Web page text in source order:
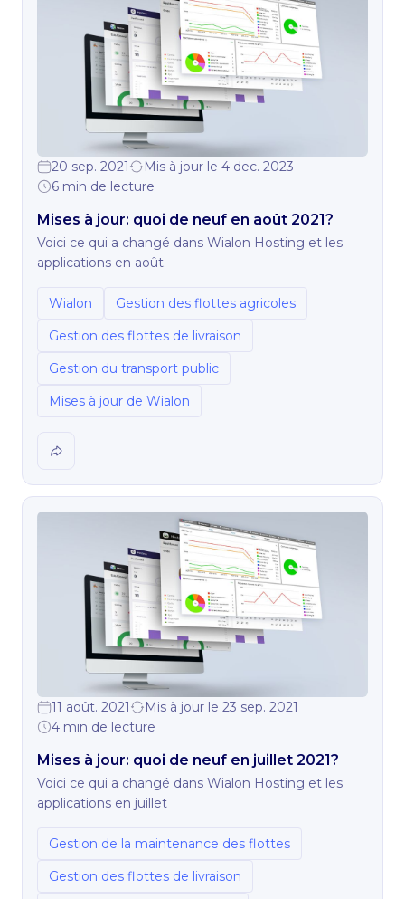
20 sep. 2021
Mis à jour le 4 dec. 2023
6 min de lecture
Mises à jour: quoi de neuf en août 2021?
Voici ce qui a changé dans Wialon Hosting et les
applications en août.
Wialon
Gestion des flottes agricoles
Gestion des flottes de livraison
Gestion du transport public
Mises à jour de Wialon
11 août. 2021
Mis à jour le 23 sep. 2021
4 min de lecture
Mises à jour: quoi de neuf en juillet 2021?
Voici ce qui a changé dans Wialon Hosting et les
applications en juillet
Gestion de la maintenance des flottes
Gestion des flottes de livraison